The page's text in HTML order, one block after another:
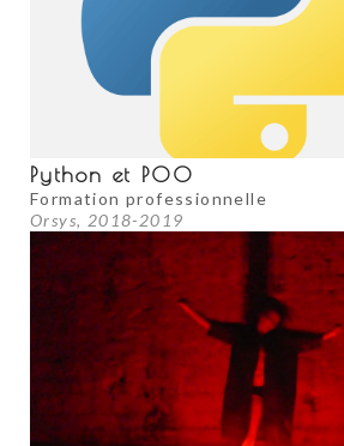
Python et POO
Formation professionnelle
Orsys, 2018-2019